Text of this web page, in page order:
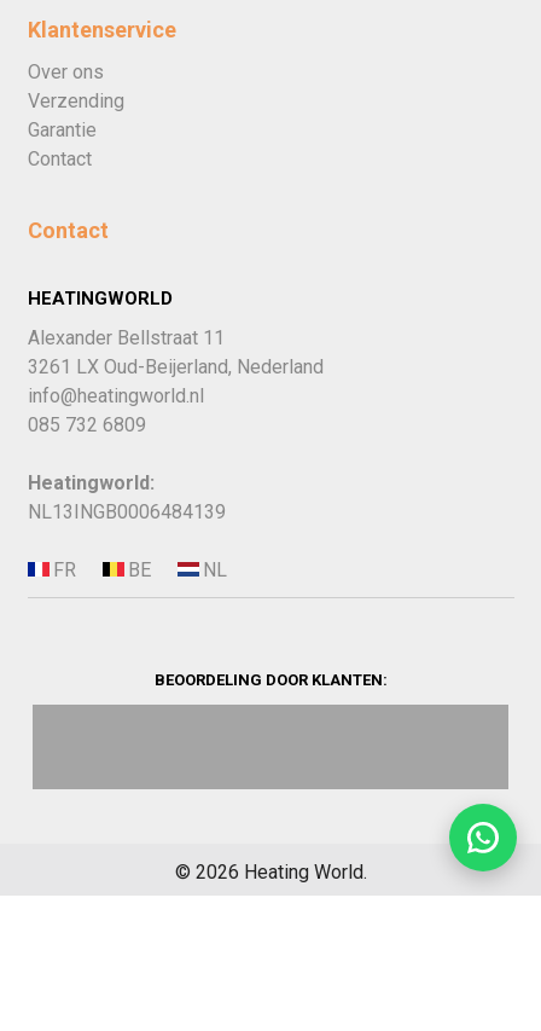
Klantenservice
Over ons
Verzending
Garantie
Contact
Contact
HEATINGWORLD
Alexander Bellstraat 11
3261 LX Oud-Beijerland, Nederland
info@heatingworld.nl
085 732 6809
Heatingworld:
NL13INGB0006484139
BEOORDELING DOOR KLANTEN:
© 2026 Heating World.